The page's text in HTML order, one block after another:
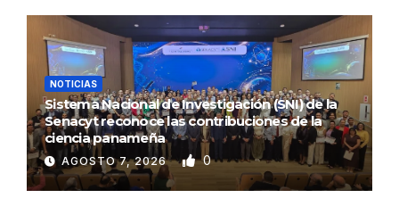
NOTICIAS
Sistema Nacional de Investigación (SNI) de la
Senacyt reconoce las contribuciones de la
ciencia panameña
AGOSTO 7, 2026 0